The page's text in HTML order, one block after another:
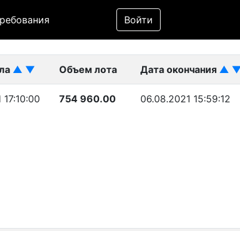
Войти
Фильтр
▲ ▼ Объем лота Дата окончания ▲
754 960.00 06.08.2021 15:59:12